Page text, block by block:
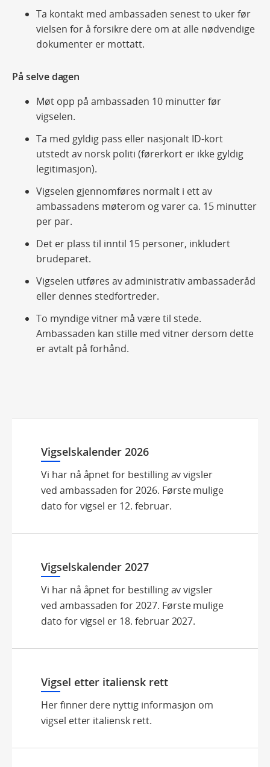
Ta kontakt med ambassaden senest to uker før
vielsen for å forsikre dere om at alle nødvendige
dokumenter er mottatt.
På selve dagen
Møt opp på ambassaden 10 minutter før
vigselen.
Ta med gyldig pass eller nasjonalt ID-kort
utstedt av norsk politi (førerkort er ikke gyldig
legitimasjon).
Vigselen gjennomføres normalt i ett av
ambassadens møterom og varer ca. 15 minutter
per par.
Det er plass til inntil 15 personer, inkludert
brudeparet.
Vigselen utføres av administrativ ambassaderåd
eller dennes stedfortreder.
To myndige vitner må være til stede.
Ambassaden kan stille med vitner dersom dette
er avtalt på forhånd.
Vigselskalender 2026
Vi har nå åpnet for bestilling av vigsler
ved ambassaden for 2026. Første mulige
dato for vigsel er 12. februar.
Vigselskalender 2027
Vi har nå åpnet for bestilling av vigsler
ved ambassaden for 2027. Første mulige
dato for vigsel er 18. februar 2027.
Vigsel etter italiensk rett
Her finner dere nyttig informasjon om
vigsel etter italiensk rett.